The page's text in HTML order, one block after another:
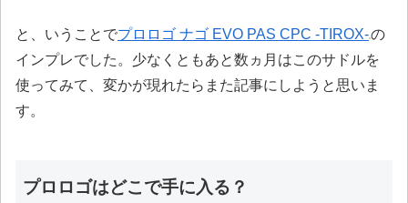
と、いうことでプロロゴ ナゴ EVO PAS CPC -TIROX-の
インプレでした。少なくともあと数ヵ月はこのサドルを
使ってみて、変かが現れたらまた記事にしようと思いま
す。
プロロゴはどこで手に入る？